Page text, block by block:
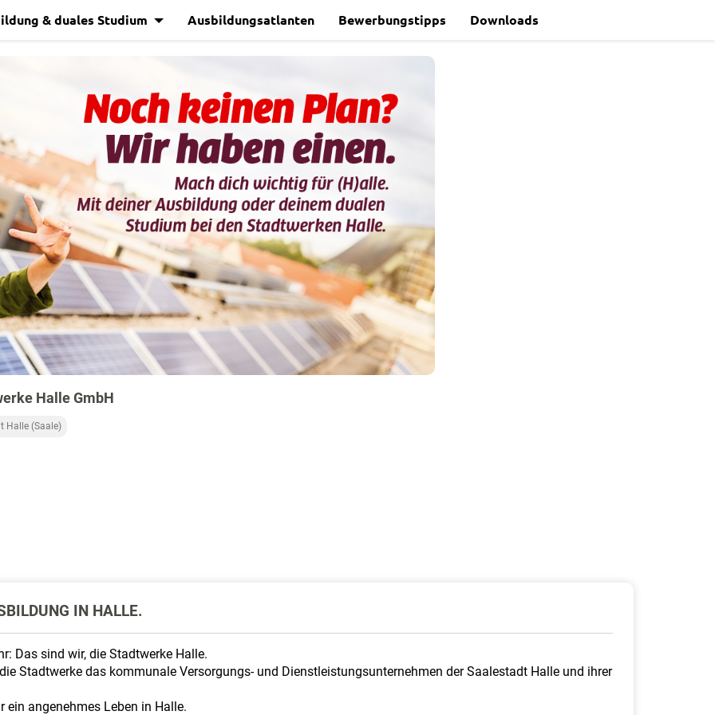
& duales Studium Ausbildungsatlanten Bewerbungstipps Downloads
Halle GmbH
Halle (Saale)
IN HALLE.
Das sind wir, die Stadtwerke Halle.
Stadtwerke das kommunale Versorgungs- und Dienstleistungsunternehmen der Saalestadt Halle und ihrer
angenehmes Leben in Halle.